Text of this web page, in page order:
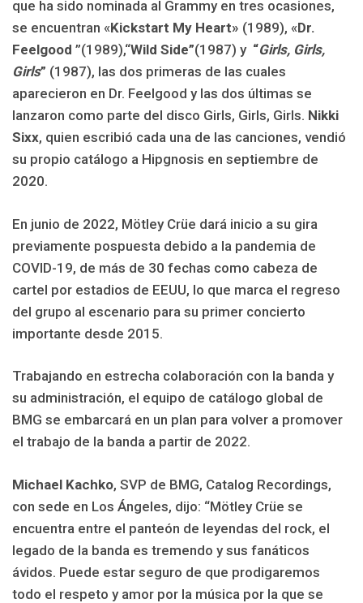
que ha sido nominada al Grammy en tres ocasiones,
se encuentran «Kickstart My Heart» (1989), «Dr.
Feelgood ”(1989),“Wild Side”(1987) y “Girls, Girls,
Girls” (1987), las dos primeras de las cuales
aparecieron en Dr. Feelgood y las dos últimas se
lanzaron como parte del disco Girls, Girls, Girls. Nikki
Sixx, quien escribió cada una de las canciones, vendió
su propio catálogo a Hipgnosis en septiembre de
2020.
En junio de 2022, Mötley Crüe dará inicio a su gira
previamente pospuesta debido a la pandemia de
COVID-19, de más de 30 fechas como cabeza de
cartel por estadios de EEUU, lo que marca el regreso
del grupo al escenario para su primer concierto
importante desde 2015.
Trabajando en estrecha colaboración con la banda y
su administración, el equipo de catálogo global de
BMG se embarcará en un plan para volver a promover
el trabajo de la banda a partir de 2022.
Michael Kachko, SVP de BMG, Catalog Recordings,
con sede en Los Ángeles, dijo: “Mötley Crüe se
encuentra entre el panteón de leyendas del rock, el
legado de la banda es tremendo y sus fanáticos
ávidos. Puede estar seguro de que prodigaremos
todo el respeto y amor por la música por la que se